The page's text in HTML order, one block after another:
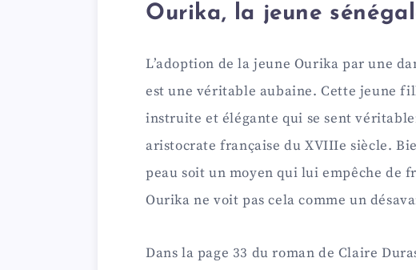
o
Ourika, la jeune
L’adoption de la jeune Ourika par une
est une véritable aubaine. Cette jeune
instruite et élégante qui se sent
aristocrate française du XVIIIe siècle.
peau soit un moyen qui lui empêche de
Ourika ne voit pas cela comme un
Dans la page 33 du roman de Claire